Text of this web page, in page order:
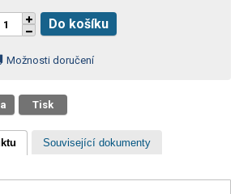
Do košíku
Možnosti doručení
Tisk
Související dokumenty